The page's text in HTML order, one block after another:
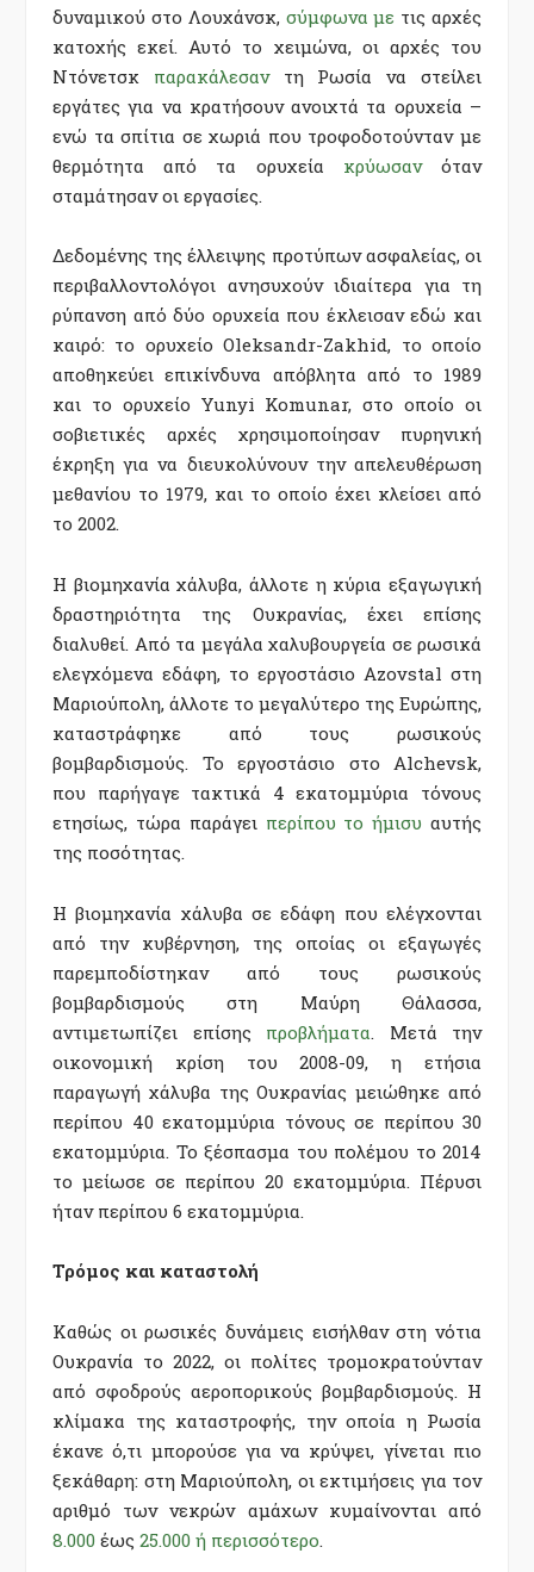
δυναμικού στο Λουχάνσκ, σύμφωνα με τις αρχές
κατοχής εκεί. Αυτό το χειμώνα, οι αρχές του
Ντόνετσκ παρακάλεσαντη Ρωσία να στείλει
εργάτες για να κρατήσουν ανοιχτά τα ορυχεία –
ενώ τα σπίτια σε χωριά που τροφοδοτούνταν με
θερμότητα από τα ορυχεία κρύωσανόταν
σταμάτησαν οι εργασίες.
Δεδομένης της έλλειψης προτύπων ασφαλείας, οι
περιβαλλοντολόγοι ανησυχούν ιδιαίτερα για τη
ρύπανση από δύο ορυχεία που έκλεισαν εδώ και
καιρό: το ορυχείο Oleksandr-Zakhid, το οποίο
αποθηκεύει επικίνδυνα απόβλητα από το 1989
και το ορυχείο Yunyi Komunar, στο οποίο οι
σοβιετικές αρχές χρησιμοποίησαν πυρηνική
έκρηξη για να διευκολύνουν την απελευθέρωση
μεθανίου το 1979, και το οποίο έχει κλείσει από
το 2002.
Η βιομηχανία χάλυβα, άλλοτε η κύρια εξαγωγική
δραστηριότητα της Ουκρανίας, έχει επίσης
διαλυθεί. Από τα μεγάλα χαλυβουργεία σε ρωσικά
ελεγχόμενα εδάφη, το εργοστάσιο Azovstal στη
Μαριούπολη, άλλοτε το μεγαλύτερο της Ευρώπης,
καταστράφηκε από τους ρωσικούς
βομβαρδισμούς. Το εργοστάσιο στο Alchevsk,
που παρήγαγε τακτικά 4 εκατομμύρια τόνους
ετησίως, τώρα παράγει περίπου το ήμισυ αυτής
της ποσότητας.
Η βιομηχανία χάλυβα σε εδάφη που ελέγχονται
από την κυβέρνηση, της οποίας οι εξαγωγές
παρεμποδίστηκαν από τους ρωσικούς
βομβαρδισμούς στη Μαύρη Θάλασσα,
αντιμετωπίζει επίσης προβλήματα . Μετά την
οικονομική κρίση του 2008-09, η ετήσια
παραγωγή χάλυβα της Ουκρανίας μειώθηκε από
περίπου 40 εκατομμύρια τόνους σε περίπου 30
εκατομμύρια. Το ξέσπασμα του πολέμου το 2014
το μείωσε σε περίπου 20 εκατομμύρια. Πέρυσι
ήταν περίπου 6 εκατομμύρια.
Τρόμος και καταστολή
Καθώς οι ρωσικές δυνάμεις εισήλθαν στη νότια
Ουκρανία το 2022, οι πολίτες τρομοκρατούνταν
από σφοδρούς αεροπορικούς βομβαρδισμούς. Η
κλίμακα της καταστροφής, την οποία η Ρωσία
έκανε ό,τι μπορούσε για να κρύψει, γίνεται πιο
ξεκάθαρη: στη Μαριούπολη, οι εκτιμήσεις για τον
αριθμό των νεκρών αμάχων κυμαίνονται από
8.000 έως 25.000 ή περισσότερο.